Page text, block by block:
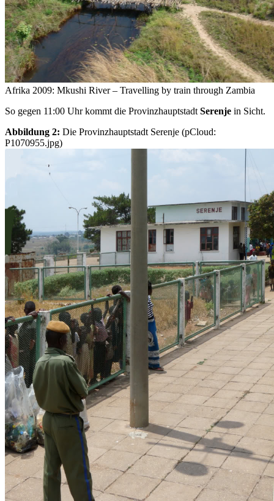
Afrika 2009: Mkushi River – Travelling by train through Zambia
So gegen 11:00 Uhr kommt die Provinzhauptstadt Serenje in Sicht.
Abbildung 2: Die Provinzhauptstadt Serenje (pCloud:
P1070955.jpg)